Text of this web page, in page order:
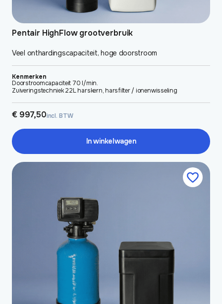
Pentair HighFlow grootverbruik
Veel onthardingscapaciteit, hoge doorstroom
Kenmerken
Doorstroomcapaciteit 70 l/min.
Zuiveringstechniek 22L harskern, harsfilter / ionenwisseling
€997,50incl. BTW
In winkelwagen